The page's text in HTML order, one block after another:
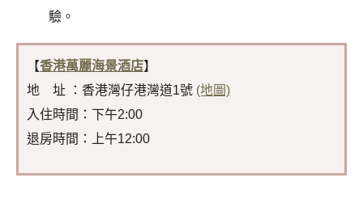
驗。
【香港萬麗海景酒店】
地 址 ：香港灣仔港灣道1號 (地圖)
入住時間：下午2:00
退房時間：上午12:00